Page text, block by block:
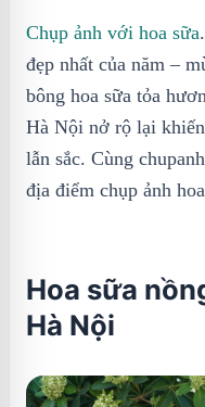
Chụp ảnh với hoa sữa
đẹp nhất của năm –
bông hoa sữa tỏa
Hà Nội nở rộ lại
lẫn sắc. Cùng
địa điểm chụp ảnh
Hoa sữa
Hà Nội